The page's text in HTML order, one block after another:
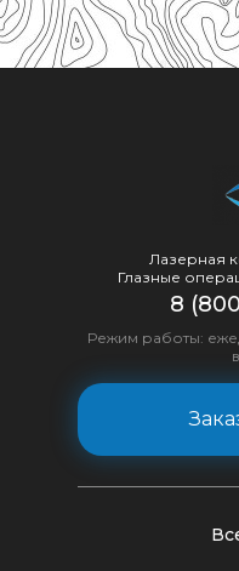
Лазерная
Глазные
8
Режим работы: